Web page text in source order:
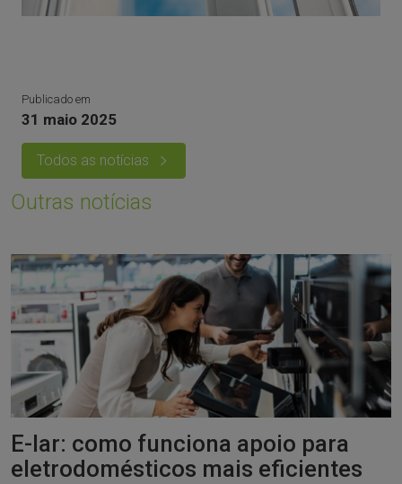
Publicado em
31 maio 2025
Todos as notícias
Outras notícias
E-lar: como funciona apoio para
eletrodomésticos mais eficientes